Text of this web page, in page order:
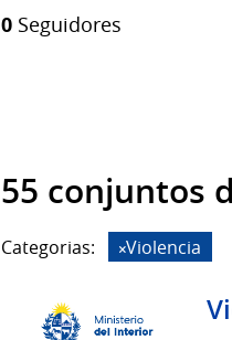
0 Seguidores
55 conjuntos
Categorias: Violencia